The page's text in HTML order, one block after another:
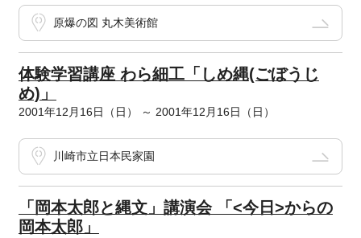
原爆の図 丸木美術館
体験学習講座 わら細工「しめ縄(ごぼうじ
め)」
2001年12月16日（日） ～ 2001年12月16日（日）
川崎市立日本民家園
「岡本太郎と縄文」講演会 「<今日>からの
岡本太郎」